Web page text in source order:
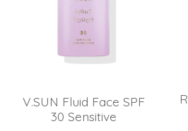
V.SUN Fluid Face SPF
30 Sensitive